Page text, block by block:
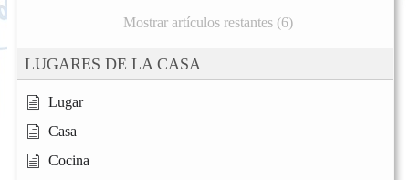
Mostrar artículos restantes (6)
LUGARES DE LA CASA
Lugar
Casa
Cocina